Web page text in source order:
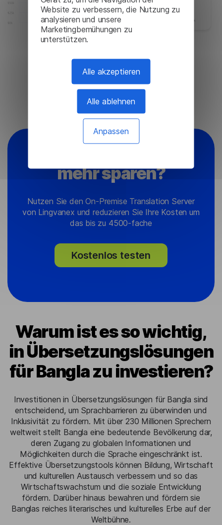
Website zu verbessern, die Nutzung zu
analysieren und unsere
Marketingbemühungen zu
unterstützen.
Alle akzeptieren
Alle ablehnen
Anpassen
Kostenlos testen
mehr sparen?
Nutzen Sie den On-Premise Translation Server
von Lingvanex und reduzieren Sie Ihre Kosten um
das bis zu 4500-fache
Kostenlos testen
Warum ist es so wichtig,
in Übersetzungslösungen
für Bangla zu investieren?
Investitionen in Übersetzungslösungen für Bangla sind
entscheidend, um Sprachbarrieren zu überwinden und
Inklusivität zu fördern. Mit über 230 Millionen Sprechern
weltweit stellt Bangla eine bedeutende Bevölkerung dar,
deren Zugang zu globalen Informationen und
Möglichkeiten durch die Sprache eingeschränkt ist.
Effektive Übersetzungstools können Bildung, Wirtschaft
und kulturellen Austausch verbessern und so das
Wirtschaftswachstum und die soziale Entwicklung
fördern. Darüber hinaus bewahren und fördern sie
Banglas reiches literarisches und kulturelles Erbe auf der
Weltbühne.